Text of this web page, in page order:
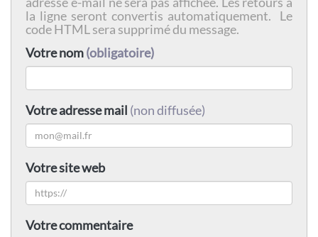
la ligne seront convertis automatiquement. Le
code HTML sera supprimé du message.
Votre nom(obligatoire)
Votre adresse mail (non diffusée)
Votre site web
Votre commentaire